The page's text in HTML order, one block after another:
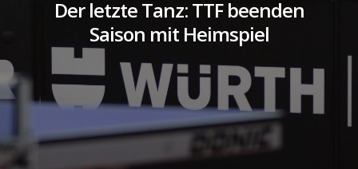
Der letzte Tanz: TTF beenden
Saison mit Heimspiel